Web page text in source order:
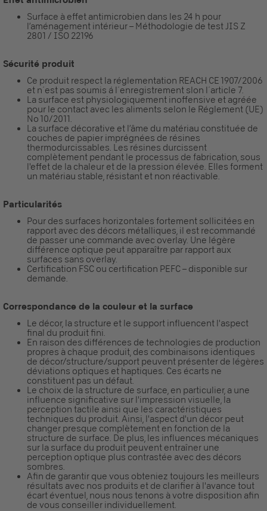
Surface à effet antimicrobien dans les 24 h pour
l’aménagement intérieur – Méthodologie de test JIS Z
2801 / ISO 22196
Sécurité produit
Ce produit respect la réglementation REACH CE 1907/2006
et n´est pas soumis á l´enregistrement slon l´article 7.
La surface est physiologiquement inoffensive et agréée
pour le contact avec les aliments selon le Réglement (UE)
No 10/2011.
La surface décorative et l’âme du matériau constituée de
couches de papier imprégnées de résines
thermodurcissables. Les résines durcissent
complètement pendant le processus de fabrication, sous
l'effet de la chaleur et de la pression élevée. Elles forment
un matériau stable, résistant et non réactivable.
Particularités
Pour des surfaces horizontales fortement sollicitées en
rapport avec des décors métalliques, il est recommandé
de passer une commande avec overlay. Une légère
différence optique peut apparaître par rapport aux
surfaces sans overlay.
Certification FSC ou certification PEFC – disponible sur
demande.
Correspondance de la couleur et la surface
Le décor, la structure et le support influencent l'aspect
final du produit fini.
En raison des différences de technologies de production
propres à chaque produit, des combinaisons identiques
de décor/structure/support peuvent présenter de légères
déviations optiques et haptiques. Ces écarts ne
constituent pas un défaut.
Le choix de la structure de surface, en particulier, a une
influence significative sur l'impression visuelle, la
perception tactile ainsi que les caractéristiques
techniques du produit. Ainsi, l'aspect d'un décor peut
changer presque complètement en fonction de la
structure de surface. De plus, les influences mécaniques
sur la surface du produit peuvent entraîner une
perception optique plus contrastée avec des décors
sombres.
Afin de garantir que vous obteniez toujours les meilleurs
résultats avec nos produits et de clarifier à l'avance tout
écart éventuel, nous nous tenons à votre disposition afin
de vous conseiller individuellement.